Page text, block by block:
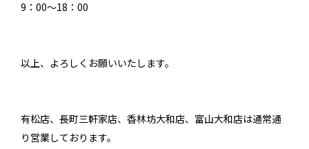
9：00～18：00
以上、よろしくお願いいたします。
有松店、長町三軒家店、香林坊大和店、富山大和店は通常通
り営業しております。